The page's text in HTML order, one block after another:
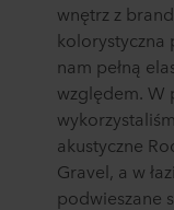
wnętrz z
kolorystyczna
nam pełną
względem. W
akustyczne
Gravel, a w
podwieszane